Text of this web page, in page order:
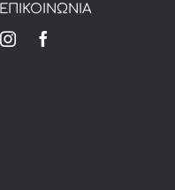
ΕΠΙΚΟΙΝΩΝΙΑ